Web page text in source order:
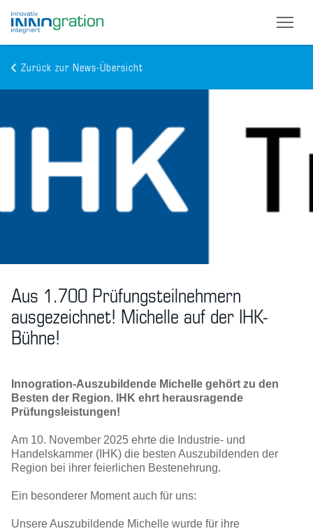
Zurück zur News-Übersicht
Aus 1.700 Prüfungsteilnehmern
ausgezeichnet! Michelle auf der IHK-
Bühne!
Innogration-Auszubildende Michelle gehört zu den
Besten der Region. IHK ehrt herausragende
Prüfungsleistungen!
Am 10. November 2025 ehrte die Industrie- und
Handelskammer (IHK) die besten Auszubildenden der
Region bei ihrer feierlichen Bestenehrung.
Ein besonderer Moment auch für uns:
Unsere Auszubildende Michelle wurde für ihre